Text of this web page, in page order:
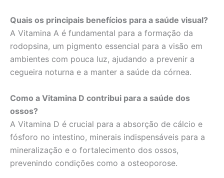
Quais os principais benefícios para a saúde visual?
A Vitamina A é fundamental para a formação da
rodopsina, um pigmento essencial para a visão em
ambientes com pouca luz, ajudando a prevenir a
cegueira noturna e a manter a saúde da córnea.
Como a Vitamina D contribui para a saúde dos
ossos?
A Vitamina D é crucial para a absorção de cálcio e
fósforo no intestino, minerais indispensáveis para a
mineralização e o fortalecimento dos ossos,
prevenindo condições como a osteoporose.